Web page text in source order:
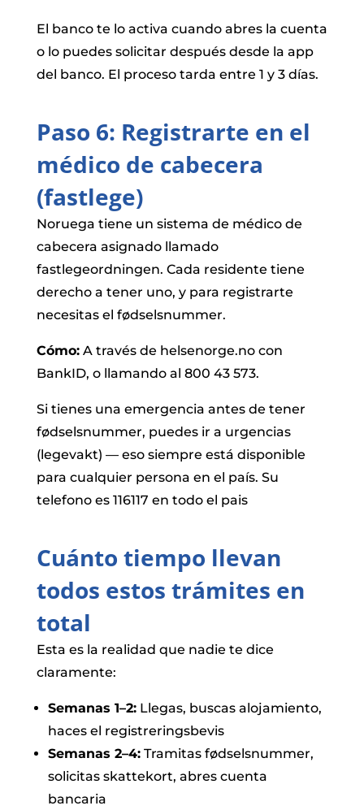
El banco te lo activa cuando abres la cuenta
o lo puedes solicitar después desde la app
del banco. El proceso tarda entre 1 y 3 días.
Paso 6: Registrarte en el
médico de cabecera
(fastlege)
Noruega tiene un sistema de médico de
cabecera asignado llamado
fastlegeordningen. Cada residente tiene
derecho a tener uno, y para registrarte
necesitas el fødselsnummer.
Cómo:A través de helsenorge.no con
BankID, o llamando al 800 43 573.
Si tienes una emergencia antes de tener
fødselsnummer, puedes ir a urgencias
(legevakt) — eso siempre está disponible
para cualquier persona en el país. Su
telefono es 116117 en todo el pais
Cuánto tiempo llevan
todos estos trámites en
total
Esta es la realidad que nadie te dice
claramente:
Semanas 1–2:Llegas, buscas alojamiento,
haces el registreringsbevis
Semanas 2–4:Tramitas fødselsnummer,
solicitas skattekort, abres cuenta
bancaria